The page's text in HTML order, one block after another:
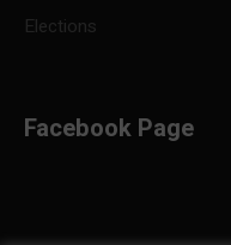
Elections
Facebook Page